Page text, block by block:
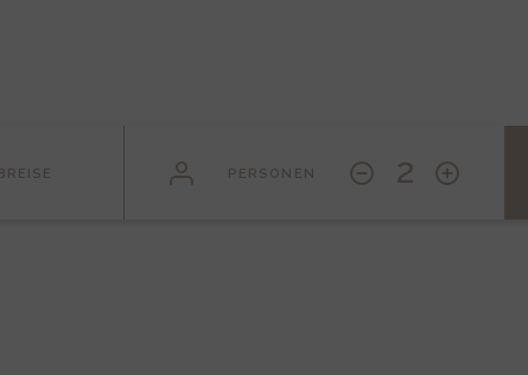
PERSONEN 2